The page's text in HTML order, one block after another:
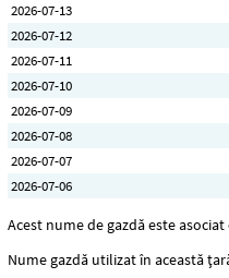
2026-07-13
2026-07-12
2026-07-11
2026-07-10
2026-07-09
2026-07-08
2026-07-07
2026-07-06
Acest nume de gazdă este
Nume gazdă utilizat în această